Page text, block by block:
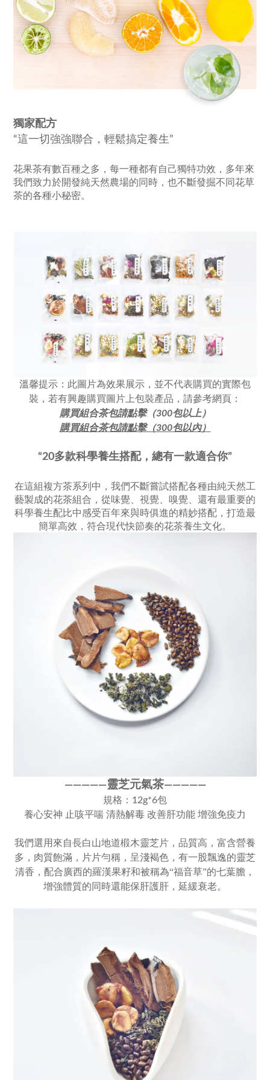
獨家配方
“這一切強強聯合，輕鬆搞定養生”
花果茶有數百種之多，每一種都有自己獨特功效，多年來
我們致力於開發純天然農場的同時，也不斷發掘不同花草
茶的各種小秘密。
溫馨提示：此圖片為效果展示，並不代表購買的實際包
裝，若有興趣購買圖片上包裝產品，請參考網頁：
購買組合茶包請點擊（300包以上）
購買組合茶包請點擊（300包以內）
“20多款科學養生搭配，總有一款適合你”
在這組複方茶系列中，我們不斷嘗試搭配各種由純天然工
藝製成的花茶組合，從味覺、視覺、嗅覺、還有最重要的
科學養生配比中感受百年來與時俱進的精妙搭配，打造最
簡單高效，符合現代快節奏的花茶養生文化。
—————靈芝元氣茶—————
規格：12g*6包
養心安神 止咳平喘 清熱解毒 改善肝功能 增強免疫力
我們選用來自長白山地道椴木靈芝片，品質高，富含營養
多，肉質飽滿，片片勻稱，呈淺褐色，有一股飄逸的靈芝
清香，配合廣西的羅漢果籽和被稱為“福音草”的七葉膽，
增強體質的同時還能保肝護肝，延緩衰老。